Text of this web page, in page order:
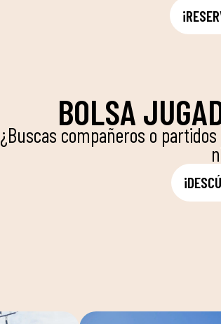
BOLSA
¿Buscas compañeros o